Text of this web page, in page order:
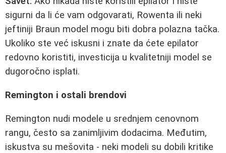
sigurni da li će vam odgovarati, Rowenta ili neki
jeftiniji Braun model mogu biti dobra polazna tačka.
Ukoliko ste već iskusni i znate da ćete epilator
redovno koristiti, investicija u kvalitetniji model se
dugoročno isplati.
Remington i ostali brendovi
Remington nudi modele u srednjem cenovnom
rangu, često sa zanimljivim dodacima. Međutim,
iskustva su mešovita - neki modeli su dobili kritike